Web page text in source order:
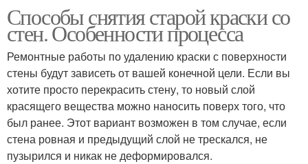
Способы снятия старой краски со
стен. Особенности процесса
Ремонтные работы по удалению краски с поверхности
стены будут зависеть от вашей конечной цели. Если вы
хотите просто перекрасить стену, то новый слой
красящего вещества можно наносить поверх того, что
был ранее. Этот вариант возможен в том случае, если
стена ровная и предыдущий слой не трескался, не
пузырился и никак не деформировался.